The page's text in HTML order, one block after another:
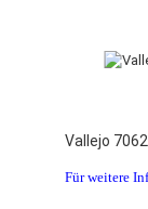
Vallejo
Für weitere